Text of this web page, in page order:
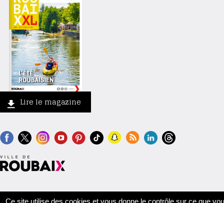
Lire le magazine
Contact Crédits Mentions légales Accessibilité
Ce site utilise des cookies et vous donne le contrôle sur ce que